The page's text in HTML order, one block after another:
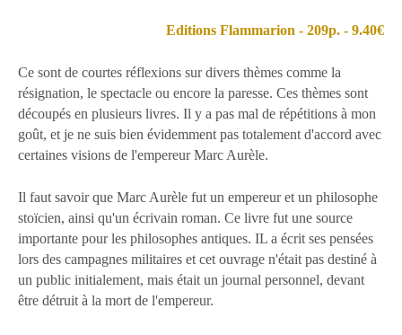
Editions Flammarion - 209p. - 9.40€
Ce sont de courtes réflexions sur divers thèmes comme la
résignation, le spectacle ou encore la paresse. Ces thèmes sont
découpés en plusieurs livres. Il y a pas mal de répétitions à mon
goût, et je ne suis bien évidemment pas totalement d'accord avec
certaines visions de l'empereur Marc Aurèle.
Il faut savoir que Marc Aurèle fut un empereur et un philosophe
stoïcien, ainsi qu'un écrivain roman. Ce livre fut une source
importante pour les philosophes antiques. IL a écrit ses pensées
lors des campagnes militaires et cet ouvrage n'était pas destiné à
un public initialement, mais était un journal personnel, devant
être détruit à la mort de l'empereur.